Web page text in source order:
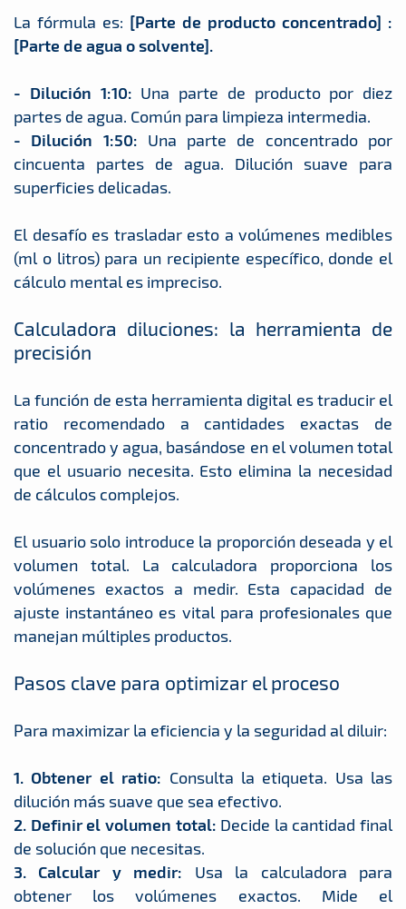
La fórmula es: [Parte de producto concentrado] :
[Parte de agua o solvente].
- Dilución 1:10: Una parte de producto por diez
partes de agua. Común para limpieza intermedia.
- Dilución 1:50: Una parte de concentrado por
cincuenta partes de agua. Dilución suave para
superficies delicadas.
El desafío es trasladar esto a volúmenes medibles
(ml o litros) para un recipiente específico, donde el
cálculo mental es impreciso.
Calculadora diluciones: la herramienta de
precisión
La función de esta herramienta digital es traducir el
ratio recomendado a cantidades exactas de
concentrado y agua, basándose en el volumen total
que el usuario necesita. Esto elimina la necesidad
de cálculos complejos.
El usuario solo introduce la proporción deseada y el
volumen total. La calculadora proporciona los
volúmenes exactos a medir. Esta capacidad de
ajuste instantáneo es vital para profesionales que
manejan múltiples productos.
Pasos clave para optimizar el proceso
Para maximizar la eficiencia y la seguridad al diluir:
1. Obtener el ratio: Consulta la etiqueta. Usa las
dilución más suave que sea efectivo.
2. Definir el volumen total: Decide la cantidad final
de solución que necesitas.
3. Calcular y medir: Usa la calculadora para
obtener los volúmenes exactos. Mide el